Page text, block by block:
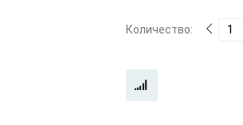
Количество: